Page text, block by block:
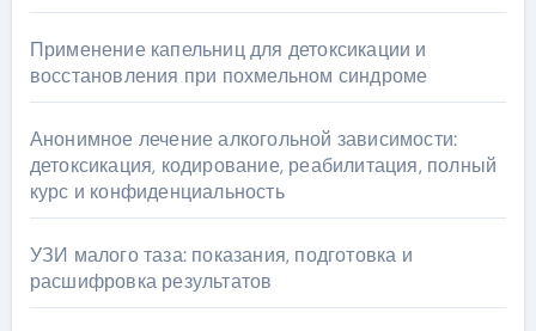
Применение капельниц для детоксикации и
восстановления при похмельном синдроме
Анонимное лечение алкогольной зависимости:
детоксикация, кодирование, реабилитация, полный
курс и конфиденциальность
УЗИ малого таза: показания, подготовка и
расшифровка результатов